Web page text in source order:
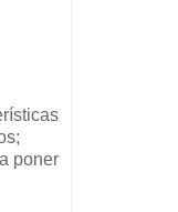
poner